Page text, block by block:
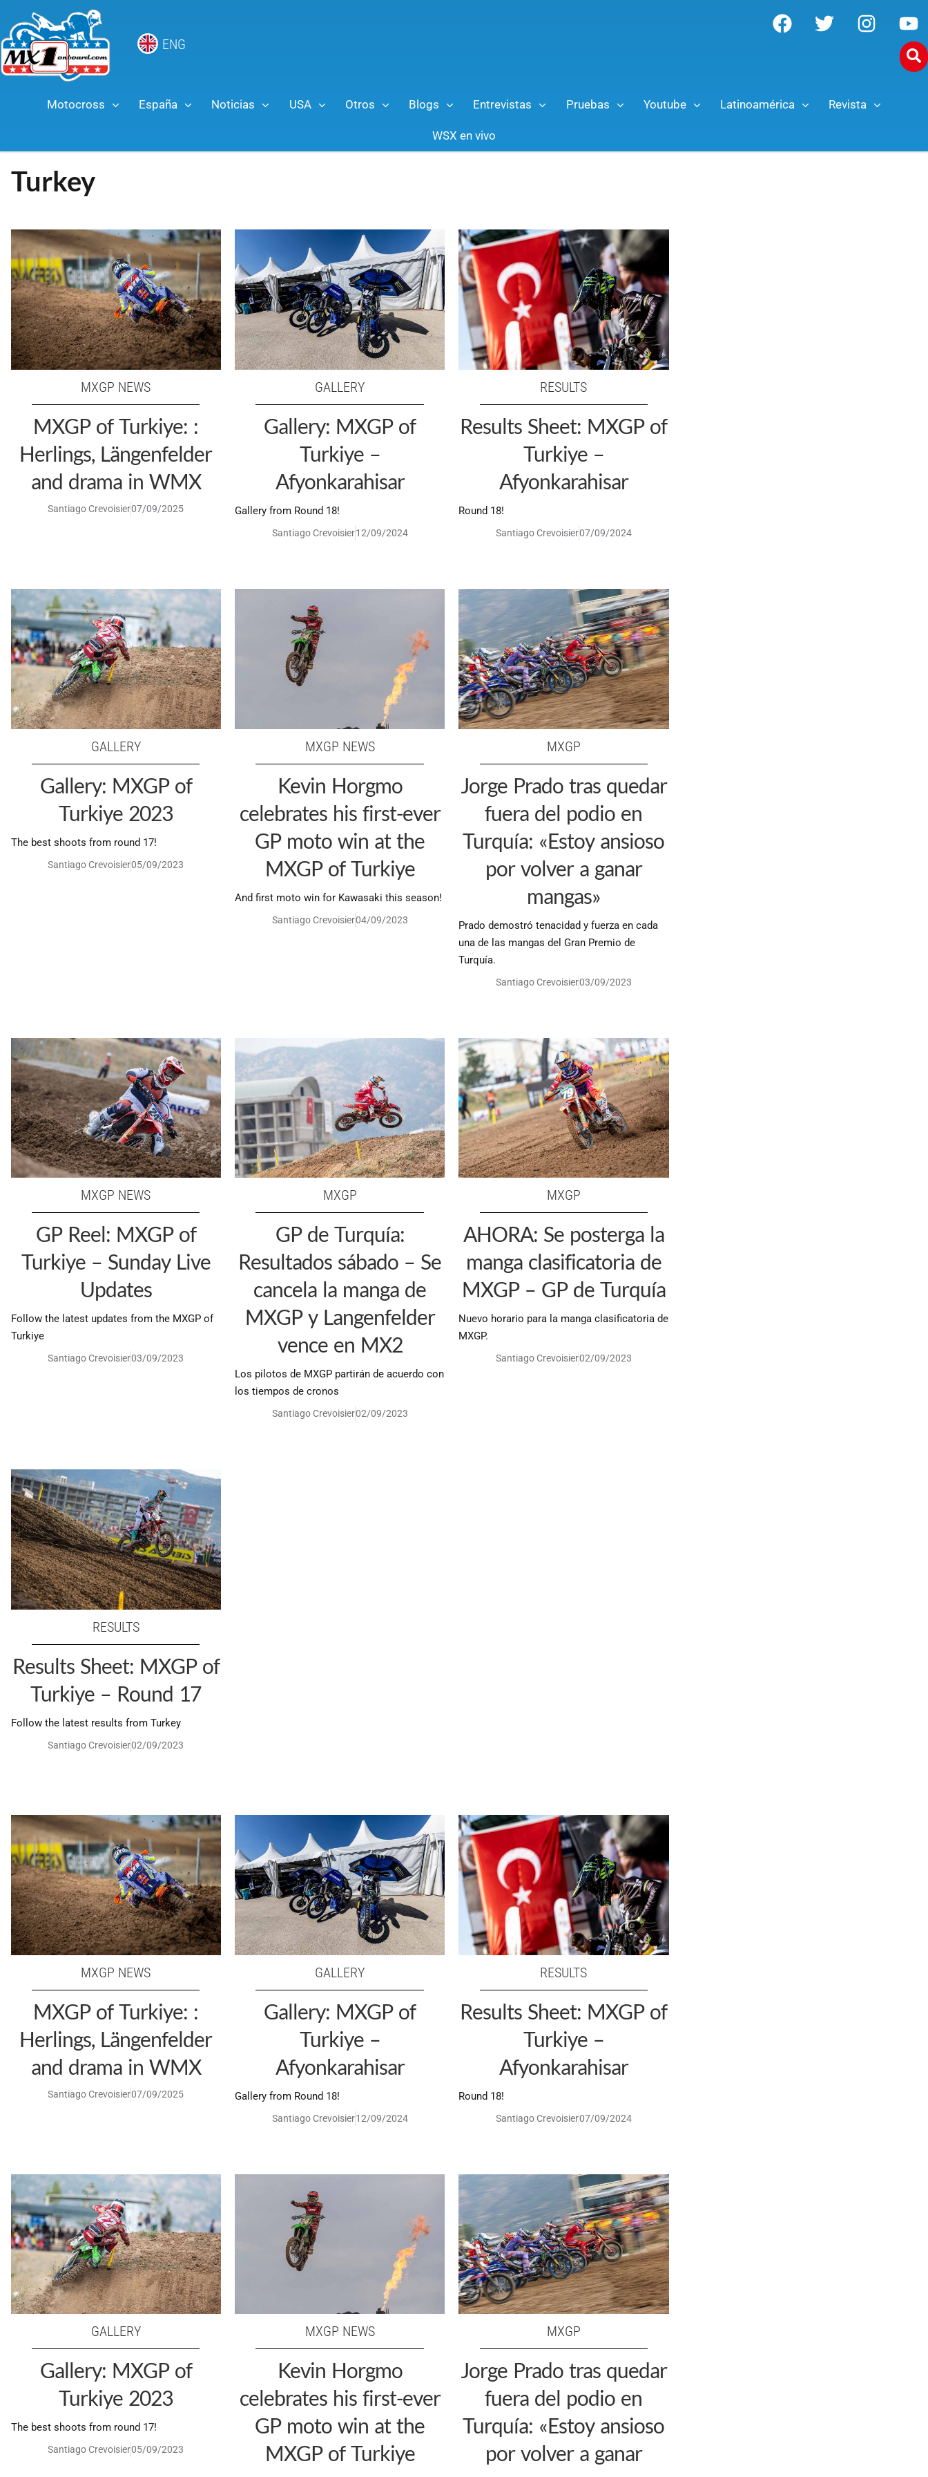
ENG
Motocross España Noticias USA Otros Blogs Entrevistas Pruebas Youtube Latinoamérica Revista
WSX en vivo
Turkey
MXGP NEWS
MXGP of Turkiye: :
Herlings, Längenfelder
and drama in WMX
Santiago Crevoisier07/09/2025
GALLERY
Gallery: MXGP of
Turkiye –
Afyonkarahisar
Gallery from Round 18!
Santiago Crevoisier12/09/2024
RESULTS
Results Sheet: MXGP of
Turkiye –
Afyonkarahisar
Round 18!
Santiago Crevoisier07/09/2024
GALLERY
Gallery: MXGP of
Turkiye 2023
The best shoots from round 17!
Santiago Crevoisier05/09/2023
MXGP NEWS
Kevin Horgmo
celebrates his first-ever
GP moto win at the
MXGP of Turkiye
And first moto win for Kawasaki this season!
Santiago Crevoisier04/09/2023
MXGP
Jorge Prado tras quedar
fuera del podio en
Turquía: «Estoy ansioso
por volver a ganar
mangas»
Prado demostró tenacidad y fuerza en cada
una de las mangas del Gran Premio de
Turquía.
Santiago Crevoisier03/09/2023
MXGP NEWS
GP Reel: MXGP of
Turkiye – Sunday Live
Updates
Follow the latest updates from the MXGP of
Turkiye
Santiago Crevoisier03/09/2023
MXGP
GP de Turquía:
Resultados sábado – Se
cancela la manga de
MXGP y Langenfelder
vence en MX2
Los pilotos de MXGP partirán de acuerdo con
los tiempos de cronos
Santiago Crevoisier02/09/2023
MXGP
AHORA: Se posterga la
manga clasificatoria de
MXGP – GP de Turquía
Nuevo horario para la manga clasificatoria de
MXGP.
Santiago Crevoisier02/09/2023
RESULTS
Results Sheet: MXGP of
Turkiye – Round 17
Follow the latest results from Turkey
Santiago Crevoisier02/09/2023
MXGP NEWS
MXGP of Turkiye: :
Herlings, Längenfelder
and drama in WMX
Santiago Crevoisier07/09/2025
GALLERY
Gallery: MXGP of
Turkiye –
Afyonkarahisar
Gallery from Round 18!
Santiago Crevoisier12/09/2024
RESULTS
Results Sheet: MXGP of
Turkiye –
Afyonkarahisar
Round 18!
Santiago Crevoisier07/09/2024
GALLERY
Gallery: MXGP of
Turkiye 2023
The best shoots from round 17!
Santiago Crevoisier05/09/2023
MXGP NEWS
Kevin Horgmo
celebrates his first-ever
GP moto win at the
MXGP of Turkiye
MXGP
Jorge Prado tras quedar
fuera del podio en
Turquía: «Estoy ansioso
por volver a ganar